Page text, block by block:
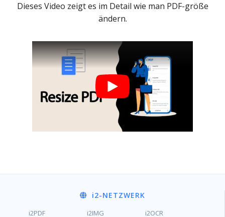
Dieses Video zeigt es im Detail wie man PDF-größe
ändern.
i2-NETZWERK
i2PDF i2IMG i2OCR